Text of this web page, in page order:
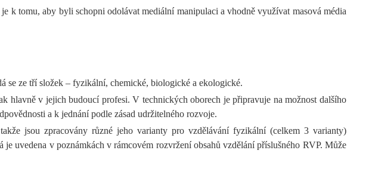
k tomu, aby byli schopni odolávat mediální manipulaci a vhodně využívat masová média
se ze tří složek – fyzikální, chemické, biologické a ekologické.
hlavně v jejich budoucí profesi. V technických oborech je připravuje na možnost dalšího
a k jednání podle zásad udržitelného rozvoje.
jsou zpracovány různé jeho varianty pro vzdělávání fyzikální (celkem 3 varianty)
uvedena v poznámkách v rámcovém rozvržení obsahů vzdělání příslušného RVP. Může